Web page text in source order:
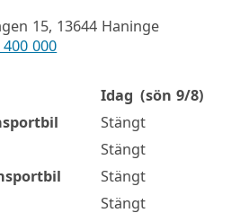
15, 13644 Haninge
000
Idag (sön 9/8)
Stängt
Stängt
Stängt
Stängt